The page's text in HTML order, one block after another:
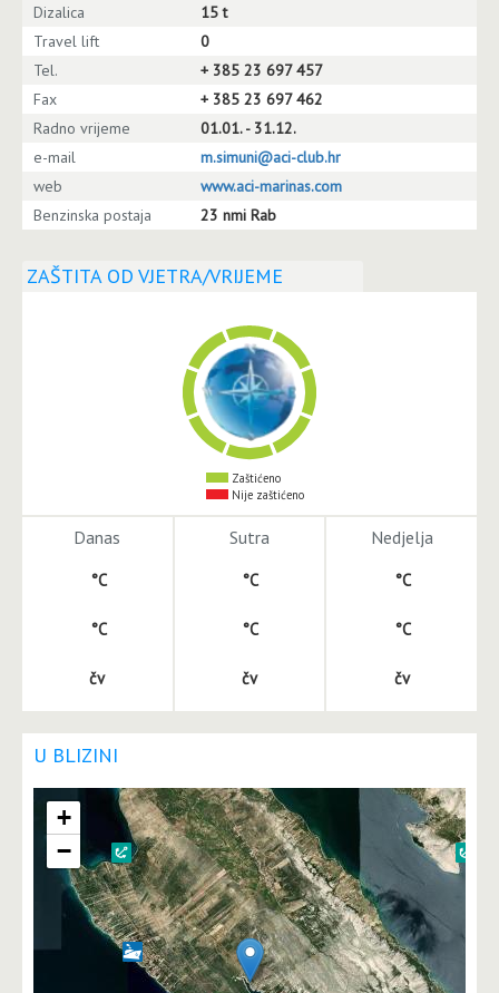
Dizalica
15 t
Travel lift
0
Tel.
+ 385 23 697 457
Fax
+ 385 23 697 462
Radno vrijeme
01.01. - 31.12.
e-mail
m.simuni@aci-club.hr
web
www.aci-marinas.com
Benzinska postaja
23 nmi Rab
ZAŠTITA OD VJETRA/VRIJEME
Zaštićeno
Nije zaštićeno
Danas
34
25
4
Sutra
32
24
6
Nedjelja
29
25
4
U BLIZINI
+
−